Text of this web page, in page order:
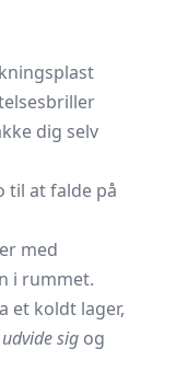
dig selv
til at falde på
med
i rummet.
et koldt lager,
udvide sig og